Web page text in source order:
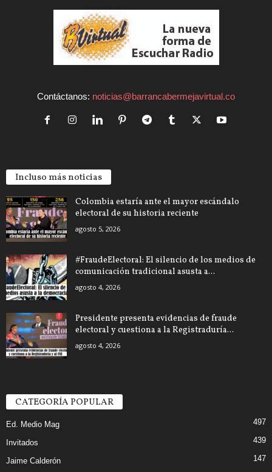
Contáctanos: noticias@barrancabermejavirtual.co
Incluso más noticias
Colombia estaría ante el mayor escándalo
electoral de su historia reciente
agosto 5, 2026
#FraudeElectoral: El silencio de los medios de
comunicación tradicional asusta a...
agosto 4, 2026
Presidente presenta evidencias de fraude
electoral y cuestiona a la Registraduría...
agosto 4, 2026
CATEGORÍA POPULAR
Ed. Medio Mag 497
Invitados 439
Jaime Calderón
147